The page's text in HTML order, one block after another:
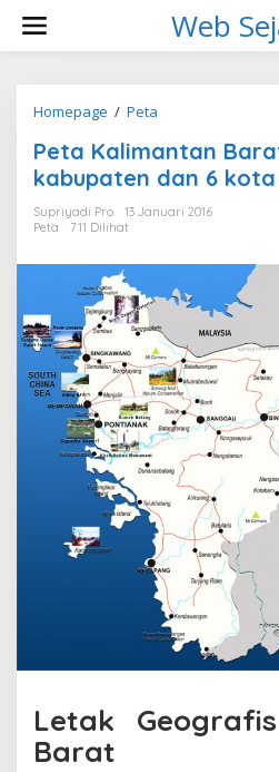
w
Web
Homepage / Peta
t
a
K
a
a
t
a
n
B
a
r
t
e
n
g
k
a
p
1
k
b
u
Peta Kalimantan
kabupaten dan 6 kota
Supriyadi Pro
13 Januari 2016
Peta
711 Dilihat
Letak
Barat